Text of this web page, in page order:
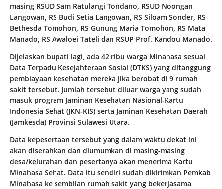
masing RSUD Sam Ratulangi Tondano, RSUD Noongan
Langowan, RS Budi Setia Langowan, RS Siloam Sonder, RS
Bethesda Tomohon, RS Gunung Maria Tomohon, RS Mata
Manado, RS Awaloei Tateli dan RSUP Prof. Kandou Manado.
Dijelaskan bupati lagi, ada 42 ribu warga Minahasa sesuai
Data Terpadu Kesejahteraan Sosial (DTKS) yang ditanggung
pembiayaan kesehatan mereka jika berobat di 9 rumah
sakit tersebut. Jumlah tersebut diluar warga yang sudah
masuk program Jaminan Kesehatan Nasional-Kartu
Indonesia Sehat (JKN-KIS) serta Jaminan Kesehatan Daerah
(Jamkesda) Provinsi Sulawesi Utara.
Data kepesertaan tersebut yang dalam waktu dekat ini
akan diserahkan dan diumumkan di masing-masing
desa/kelurahan dan pesertanya akan menerima Kartu
Minahasa Sehat. Data itu sendiri sudah dikirimkan Pemkab
Minahasa ke sembilan rumah sakit yang bekerjasama